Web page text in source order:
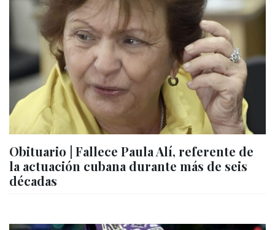
Obituario | Fallece Paula Alí, referente de
la actuación cubana durante más de seis
décadas